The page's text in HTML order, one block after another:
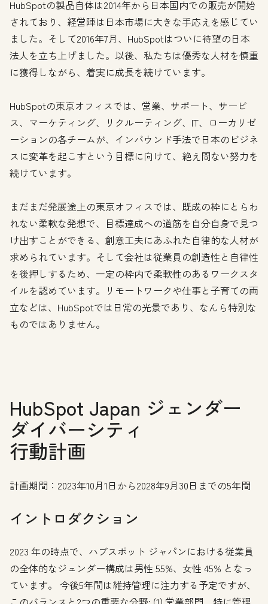
HubSpotの製品自体は2014年から日本国内での販売が開始
されており、経営陣は日本市場に大きな手応えを感じてい
ました。そして2016年7月、HubSpotはついに待望の日本
法人を立ち上げました。以後、私たちは優秀な人材を慎重
に獲得しながら、着実に成長を続けています。
HubSpotの東京オフィスでは、営業、サポート、サービ
ス、マーケティング、リクルーティング、IT、ローカリゼ
ーションの各チームが、インバウンド手法で日本のビジネ
スに変革を起こすという目標に向けて、絶え間ない努力を
続けています。
まだまだ発展途上の東京オフィスでは、既成の枠にとらわ
れない柔軟な発想で、目標達成への道筋を自分自身で見つ
け出すことができる、創意工夫にあふれた自律的な人材が
求められています。そして会社は従業員の創造性と自律性
を後押しするため、一定の枠内で柔軟性のあるワークスタ
イルを認めています。リモートワークや仕事と子育ての両
立などは、HubSpotでは日常の光景であり、なんら特別な
ものではありません。
HubSpot Japan ジェンダー
ダイバーシティ
行動計画
計画期間：2023年10月1日から2028年9月30日までの5年間
イントロダクション
2023 年の時点で、ハブスポット ジャパンにおける従業員
の全体的なジェンダー構成は男性 55%、女性 45% となっ
ています。 今後5年間は維持管理に注力する予定ですが、